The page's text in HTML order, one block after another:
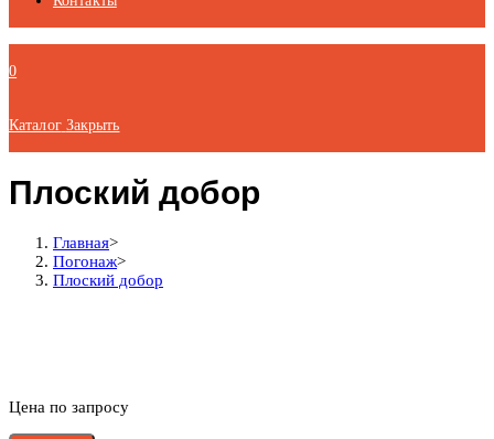
0
Каталог Закрыть
Плоский добор
Главная>
Погонаж>
Плоский добор
Цена по запросу